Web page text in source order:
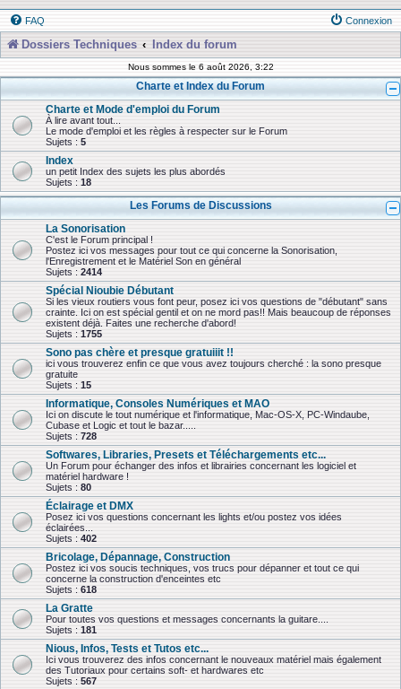
FAQ Connexion
Dossiers Techniques Index du forum
Nous sommes le 6 août 2026, 3:22
Charte et Index du Forum
Charte et Mode d'emploi du Forum
À lire avant tout...
Le mode d'emploi et les règles à respecter sur le Forum
Sujets : 5
Index
un petit Index des sujets les plus abordés
Sujets : 18
Les Forums de Discussions
La Sonorisation
C'est le Forum principal !
Postez ici vos messages pour tout ce qui concerne la Sonorisation,
l'Enregistrement et le Matériel Son en général
Sujets : 2414
Spécial Nioubie Débutant
Si les vieux routiers vous font peur, posez ici vos questions de "débutant" sans
crainte. Ici on est spécial gentil et on ne mord pas!! Mais beaucoup de réponses
existent déjà. Faites une recherche d'abord!
Sujets : 1755
Sono pas chère et presque gratuiiit !!
ici vous trouverez enfin ce que vous avez toujours cherché : la sono presque
gratuite
Sujets : 15
Informatique, Consoles Numériques et MAO
Ici on discute le tout numérique et l'informatique, Mac-OS-X, PC-Windaube,
Cubase et Logic et tout le bazar.....
Sujets : 728
Softwares, Libraries, Presets et Téléchargements etc...
Un Forum pour échanger des infos et librairies concernant les logiciel et
matériel hardware !
Sujets : 80
Éclairage et DMX
Posez ici vos questions concernant les lights et/ou postez vos idées
éclairées...
Sujets : 402
Bricolage, Dépannage, Construction
Postez ici vos soucis techniques, vos trucs pour dépanner et tout ce qui
concerne la construction d'enceintes etc
Sujets : 618
La Gratte
Pour toutes vos questions et messages concernants la guitare....
Sujets : 181
Nious, Infos, Tests et Tutos etc...
Ici vous trouverez des infos concernant le nouveaux matériel mais également
des Tutoriaux pour certains soft- et hardwares etc
Sujets : 567